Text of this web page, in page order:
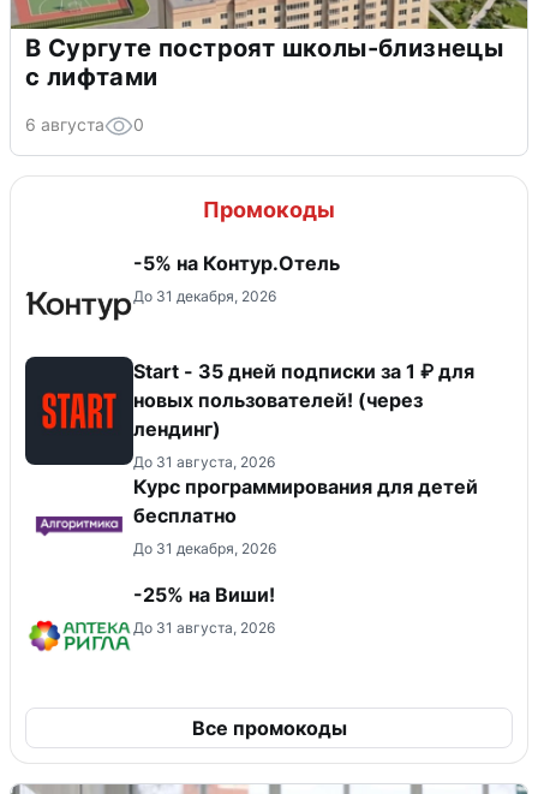
В Сургуте построят школы-близнецы
с лифтами
6 августа 0
Промокоды
-5% на Контур.Отель
До 31 декабря, 2026
Start - 35 дней подписки за 1 ₽ для
новых пользователей! (через
лендинг)
До 31 августа, 2026
Курс программирования для детей
бесплатно
До 31 декабря, 2026
-25% на Виши!
До 31 августа, 2026
Все промокоды